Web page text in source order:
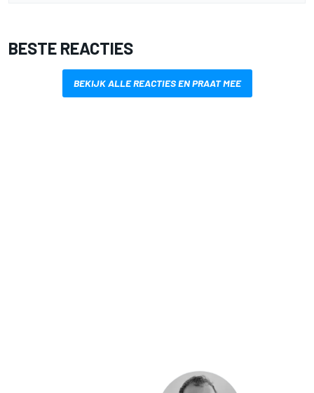
BESTE REACTIES
BEKIJK ALLE REACTIES EN PRAAT MEE